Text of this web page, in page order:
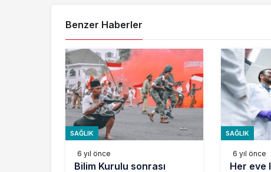
Benzer Haberler
SAĞLIK
6 yıl önce
Bilim Kurulu sonrası
SAĞLIK
6 yıl önce
Her eve